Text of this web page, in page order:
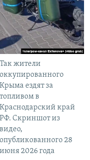
Так жители
оккупированного
Крыма ездят за
топливом в
Краснодарский край
РФ. Скриншот из
видео,
опубликованного 28
июня 2026 года